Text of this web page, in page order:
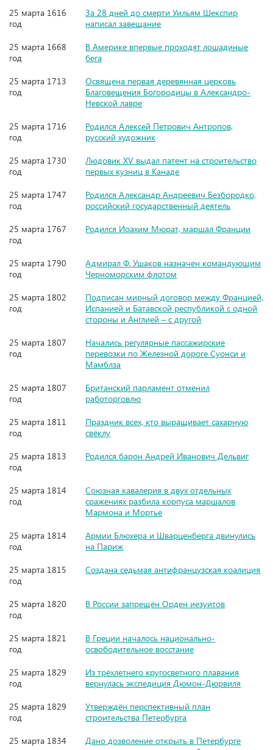
25 марта 1616
год
За 28 дней до смерти Уильям Шекспир
написал завещание
25 марта 1668
год
В Америке впервые проходят лошадиные
бега
25 марта 1713
год
Освящена первая деревянная церковь
Благовещения Богородицы в Александро-
Невской лавре
25 марта 1716
год
Родился Алексей Петрович Антропов,
русский художник
25 марта 1730
год
Людовик XV выдал патент на строительство
первых кузниц в Канаде
25 марта 1747
год
Родился Александр Андреевич Безбородко,
российский государственный деятель
25 марта 1767
год
Родился Иоахим Мюрат, маршал Франции
25 марта 1790
год
Адмирал Ф. Ушаков назначен командующим
Черноморским флотом
25 марта 1802
год
Подписан мирный договор между Францией,
Испанией и Батавской республикой с одной
стороны и Англией – с другой
25 марта 1807
год
Начались регулярные пассажирские
перевозки по Железной дороге Суонси и
Мамблза
25 марта 1807
год
Британский парламент отменил
работорговлю
25 марта 1811
год
Праздник всех, кто выращивает сахарную
свёклу
25 марта 1813
год
Родился барон Андрей Иванович Дельвиг
25 марта 1814
год
Союзная кавалерия в двух отдельных
сражениях разбила корпуса маршалов
Мармона и Мортье
25 марта 1814
год
Армии Блюхера и Шварценберга двинулись
на Париж
25 марта 1815
год
Создана седьмая антифранцузская коалиция
25 марта 1820
год
В России запрещён Орден иезуитов
25 марта 1821
год
В Греции началось национально-
освободительное восстание
25 марта 1829
год
Из трёхлетнего кругосветного плавания
вернулась экспедиция Дюмон-Дюрвиля
25 марта 1829
год
Утверждён перспективный план
строительства Петербурга
25 марта 1834
Дано дозволение открыть в Петербурге